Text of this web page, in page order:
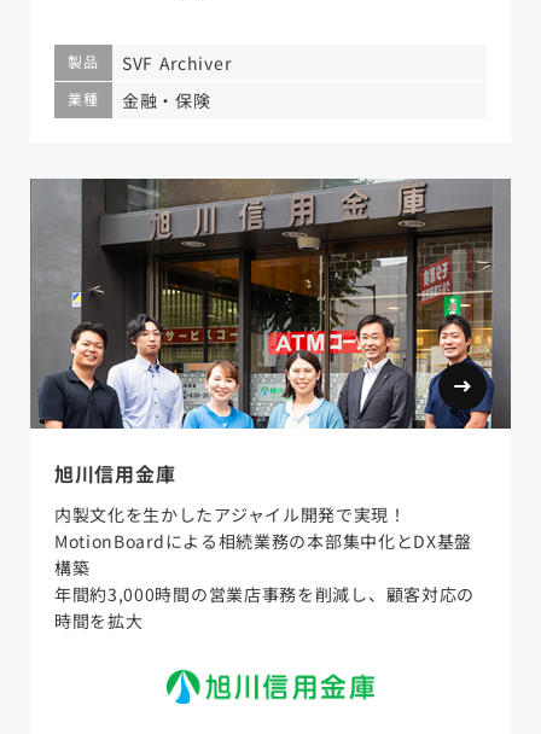
製品 SVF Archiver
業種 金融・保険
旭川信用金庫
内製文化を生かしたアジャイル開発で実現！
MotionBoardによる相続業務の本部集中化とDX基盤
構築
年間約3,000時間の営業店事務を削減し、顧客対応の
時間を拡大